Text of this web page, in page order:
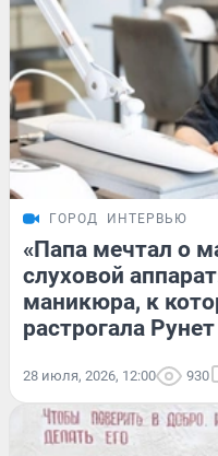
ГОРОД ИНТЕРВЬЮ
«Папа мечтал о
слуховой
маникюра, к
растрогала Рунет
28 июля, 2026, 12:00 930